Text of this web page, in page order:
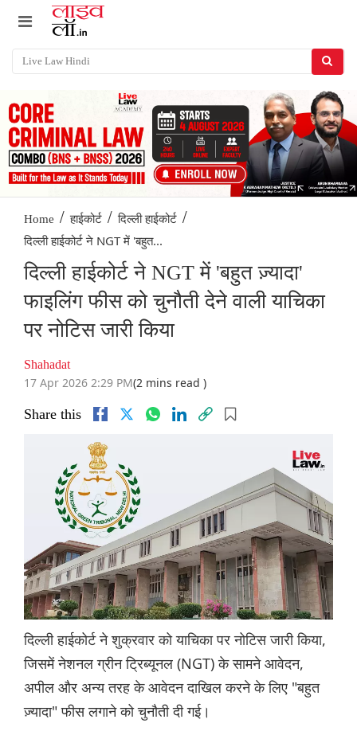
Home / हाईकोर्ट / दिल्ली हाईकोर्ट /
दिल्ली हाईकोर्ट ने NGT में 'बहुत...
दिल्ली हाईकोर्ट ने NGT में 'बहुत ज़्यादा'
फाइलिंग फीस को चुनौती देने वाली याचिका
पर नोटिस जारी किया
Shahadat
17 Apr 2026 2:29 PM(2 mins read )
Share this
दिल्ली हाईकोर्ट ने शुक्रवार को याचिका पर नोटिस जारी किया,
जिसमें नेशनल ग्रीन ट्रिब्यूनल (NGT) के सामने आवेदन,
अपील और अन्य तरह के आवेदन दाखिल करने के लिए "बहुत
ज़्यादा" फीस लगाने को चुनौती दी गई।